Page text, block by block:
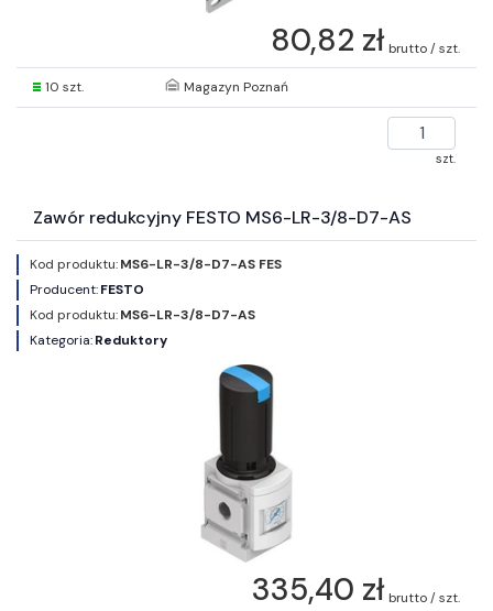
80,82 zł brutto / szt.
10 szt. Magazyn Poznań
szt.
Zawór redukcyjny FESTO MS6-LR-3/8-D7-AS
Kod produktu:MS6-LR-3/8-D7-AS FES
Producent:FESTO
Kod produktu:MS6-LR-3/8-D7-AS
Kategoria:Reduktory
335,40 zł brutto / szt.